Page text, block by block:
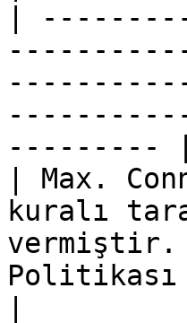
|
--------- |
| Max.
kuralı
vermiştir.